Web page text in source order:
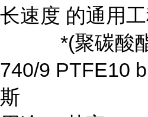
长速度 的通用工
*(聚碳酸酯
740/9 PTFE10
斯